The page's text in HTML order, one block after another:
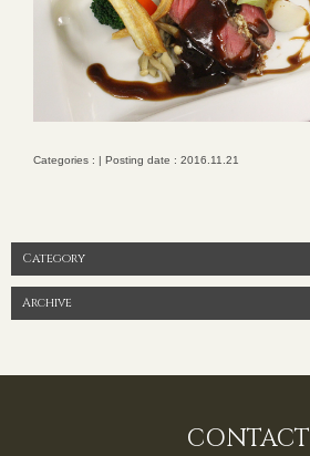
Categories : | Posting date : 2016.11.21
Category
Archive
CONTACT